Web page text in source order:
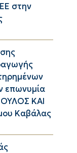
στην
επωνυμία
ΚΑΙ
Καβάλας